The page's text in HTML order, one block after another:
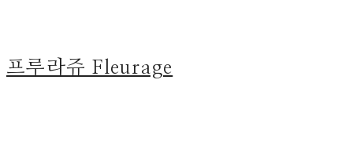
프루라쥬 Fleurage